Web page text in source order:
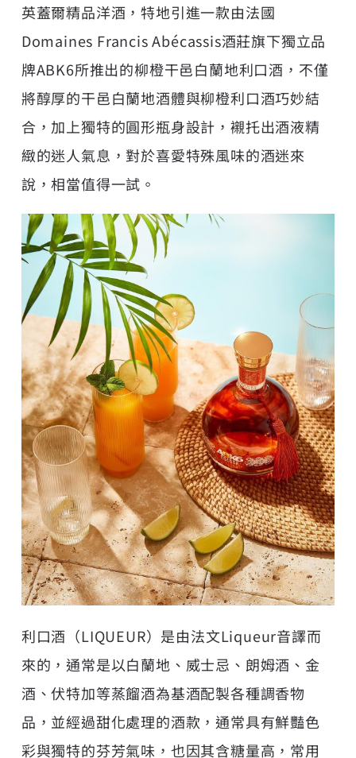
英蓋爾精品洋酒，特地引進一款由法國
Domaines Francis Abécassis酒莊旗下獨立品
牌ABK6所推出的柳橙干邑白蘭地利口酒，不僅
將醇厚的干邑白蘭地酒體與柳橙利口酒巧妙結
合，加上獨特的圓形瓶身設計，襯托出酒液精
緻的迷人氣息，對於喜愛特殊風味的酒迷來
說，相當值得一試。
利口酒（LIQUEUR）是由法文Liqueur音譯而
來的，通常是以白蘭地、威士忌、朗姆酒、金
酒、伏特加等蒸餾酒為基酒配製各種調香物
品，並經過甜化處理的酒款，通常具有鮮豔色
彩與獨特的芬芳氣味，也因其含糖量高，常用